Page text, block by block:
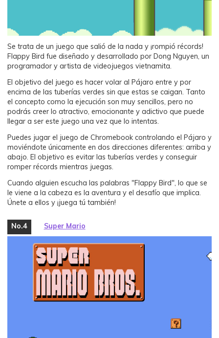
Se trata de un juego que salió de la nada y ¡rompió récords!
Flappy Bird fue diseñado y desarrollado por Dong Nguyen, un
programador y artista de videojuegos vietnamita.
El objetivo del juego es hacer volar al Pájaro entre y por
encima de las tuberías verdes sin que estas se caigan. Tanto
el concepto como la ejecución son muy sencillos, pero no
podrás creer lo atractivo, emocionante y adictivo que puede
llegar a ser este juego una vez que lo intentas.
Puedes jugar el juego de Chromebook controlando el Pájaro y
moviéndote únicamente en dos direcciones diferentes: arriba y
abajo. El objetivo es evitar las tuberías verdes y conseguir
romper récords mientras juegas.
Cuando alguien escucha las palabras "Flappy Bird", lo que se
le viene a la cabeza es la aventura y el desafío que implica.
Únete a ellos y ¡juega tú también!
No.4 Super Mario